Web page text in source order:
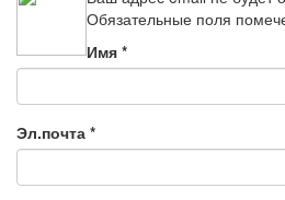
Обязательные поля
Имя *
Эл.почта *